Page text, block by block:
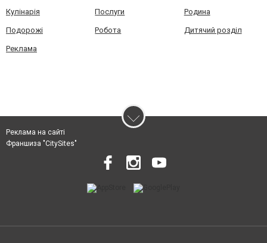
Кулінарія Послуги Родина
Подорожі Робота Дитячий розділ
Реклама
Реклама на сайті
Франшиза "CitySites"